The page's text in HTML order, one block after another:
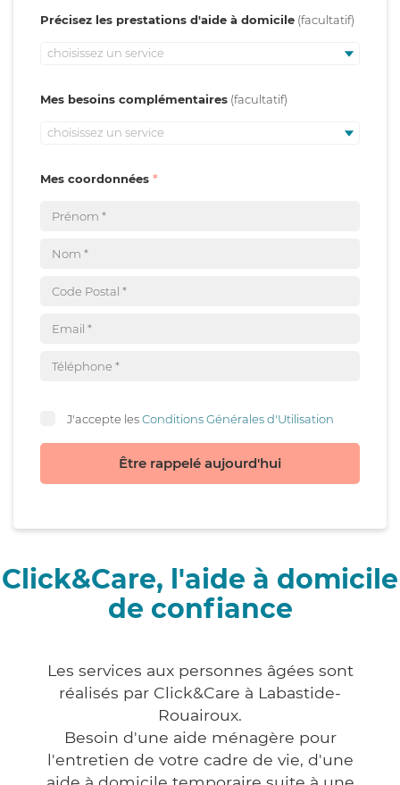
Précisez les prestations d'aide à domicile
choisissez un service
Mes besoins complémentaires
choisissez un service
Mes coordonnées
J'accepte lesConditions Générales d'Utilisation
Être rappelé aujourd'hui
Click&Care, l'aide à domicile
de confiance
Les services aux personnes âgées sont
réalisés par Click&Care à Labastide-
Rouairoux.
Besoin d'une aide ménagère pour
l'entretien de votre cadre de vie, d'une